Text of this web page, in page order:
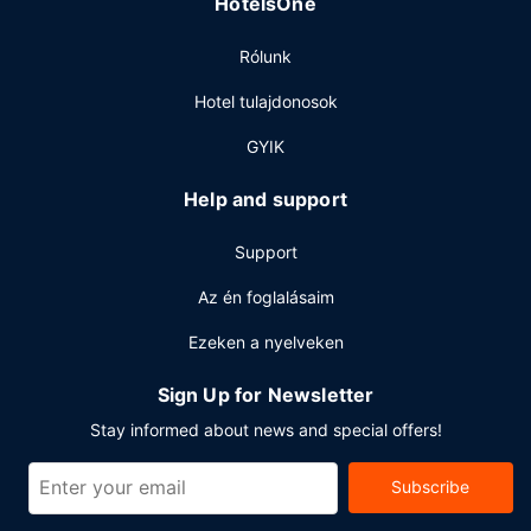
A szálláshelyen business center, poggyászok tárolása
Albany városában tervez valamilyen eseményt? Ez a(z)
motel 1076 négyzetláb (100 négyzetméter) konferenciatér
Rólunk
Hotel tulajdonosok
GYIK
Help and support
Support
Az én foglalásaim
Ezeken a nyelveken
Sign Up for Newsletter
Stay informed about news and special offers!
Subscribe